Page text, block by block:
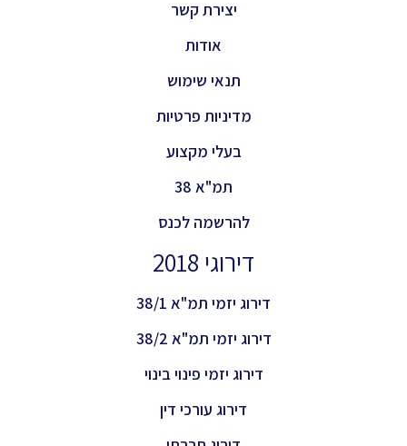
יצירת קשר
אודות
תנאי שימוש
מדיניות פרטיות
בעלי מקצוע
תמ"א 38
להרשמה לכנס
דירוגי 2018
דירוג יזמי תמ"א 38/1
דירוג יזמי תמ"א 38/2
דירוג יזמי פינוי בינוי
דירוג עורכי דין